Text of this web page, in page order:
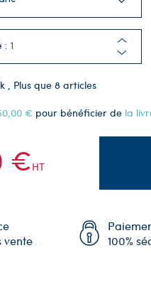
:
, Plus que 8 articles
€ pour bénéficier de la
€HT
vente
100%